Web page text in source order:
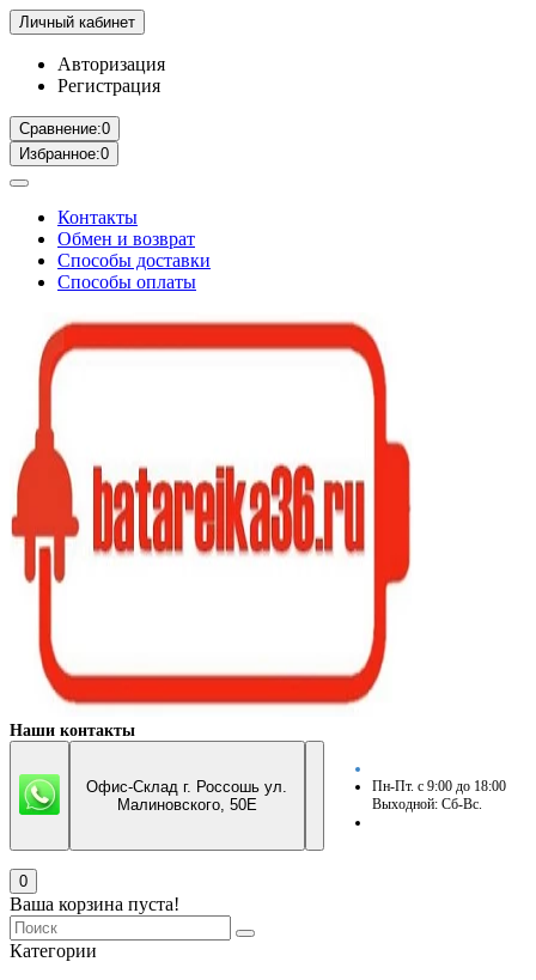
Личный кабинет
Авторизация
Регистрация
Сравнение:0
Избранное:0
Контакты
Обмен и возврат
Способы доставки
Способы оплаты
Наши контакты
Офис-Склад г. Россошь ул.
Малиновского, 50Е
Пн-Пт. с 9:00 до 18:00
Выходной: Сб-Вс.
0
Ваша корзина пуста!
Категории